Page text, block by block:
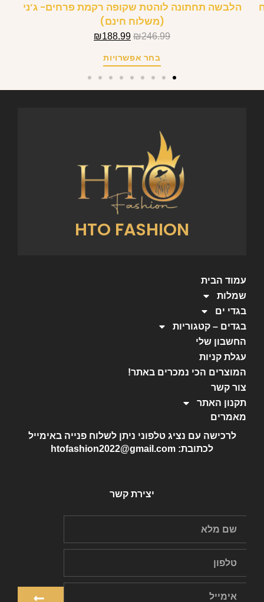
הלבשה תחתונה לוהטת שקופה רקמת פרחים- ג’ני
(משלוח חינם)
₪246.99
₪188.99
בחר אפשרויות
HTO FASHION
עמוד הבית
שמלות
בגדי ים
בגדים – קטגוריות
החשבון שלי
עגלת קניות
המוצרים הכי נמכרים באתר!
צור קשר
תקנון האתר
מאמרים
לרכישה עם נציג טלפוני ניתן לשלוח פנייה באימייל
לכתובת: htofashion2022@gmail.com
יצירת קשר